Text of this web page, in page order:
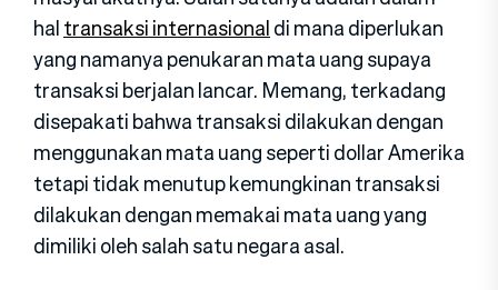
haltransaksi internasionaldi mana diperlukan
yang namanya penukaran mata uang supaya
transaksi berjalan lancar. Memang, terkadang
disepakati bahwa transaksi dilakukan dengan
menggunakan mata uang seperti dollar Amerika
tetapi tidak menutup kemungkinan transaksi
dilakukan dengan memakai mata uang yang
dimiliki oleh salah satu negara asal.